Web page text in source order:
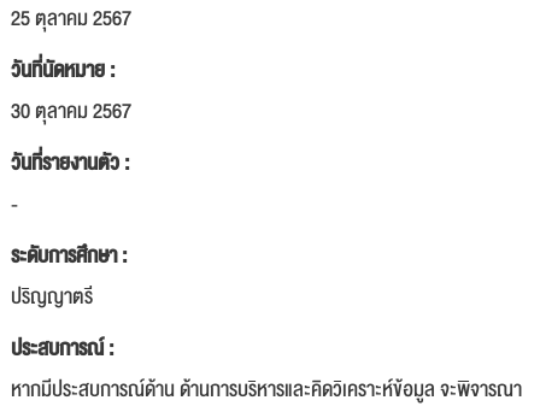
25 ตุลาคม 2567
วันที่นัดหมาย :
30 ตุลาคม 2567
วันที่รายงานตัว :
-
ระดับการศึกษา :
ปริญญาตรี
ประสบการณ์ :
หากมีประสบการณ์ด้าน ด้านการบริหารและคิดวิเคราะห์ข้อมูล จะพิจารณา